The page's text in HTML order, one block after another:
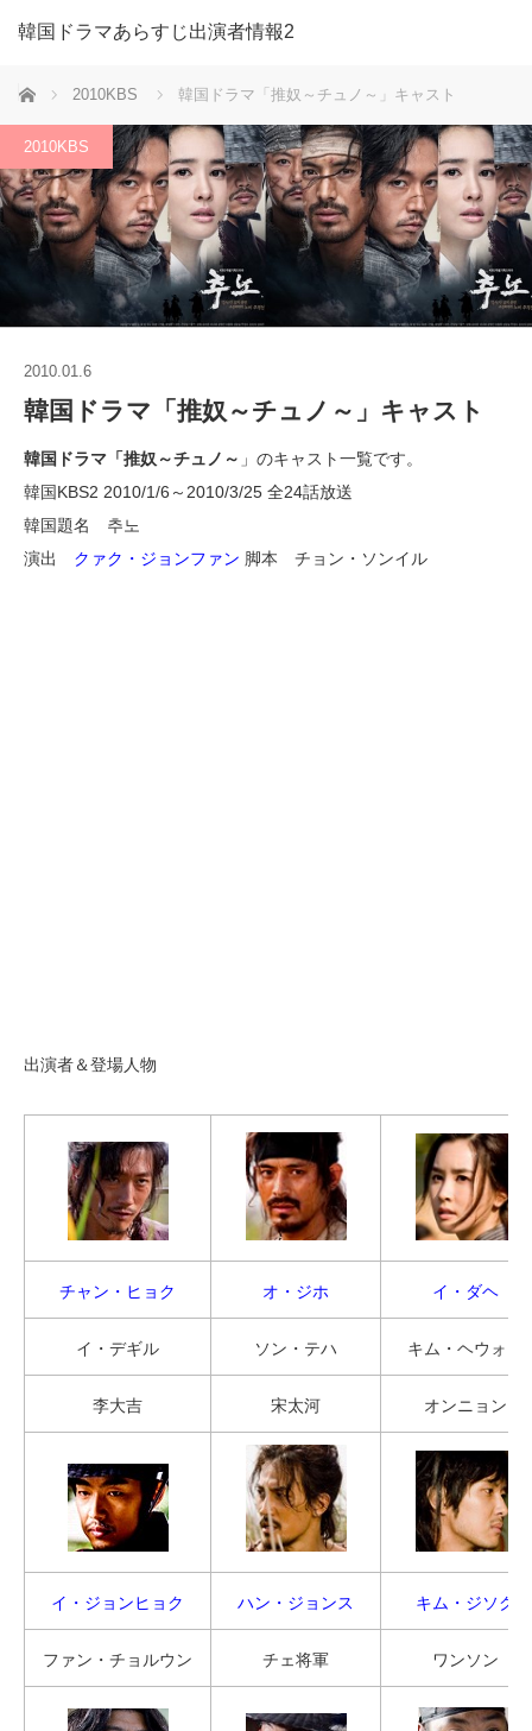
韓国ドラマあらすじ出演者情報2
ホーム 2010KBS 韓国ドラマ「推奴～チュノ～」キャスト
2010KBS
2010.01.6
韓国ドラマ「推奴～チュノ～」キャスト
韓国ドラマ「推奴～チュノ～ 」のキャスト一覧です。
韓国KBS2 2010/1/6～2010/3/25 全24話放送
韓国題名 추노
演出 クァク・ジョンファン 脚本 チョン・ソンイル
出演者＆登場人物
チャン・ヒョク オ・ジホ イ・ダヘ
イ・デギル ソン・テハ キム・ヘウォン
李大吉 宋太河 オンニョン
イ・ジョンヒョク ハン・ジョンス キム・ジソク
ファン・チョルウン チェ将軍 ワンソン